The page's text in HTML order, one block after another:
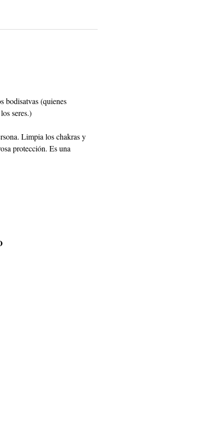
bodisatvas (quienes
seres.)
Limpia los chakras y
protección. Es una